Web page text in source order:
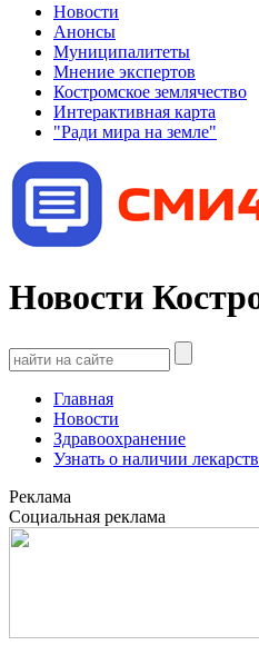
Новости
Анонсы
Муниципалитеты
Мнение экспертов
Костромское землячество
Интерактивная карта
"Ради мира на земле"
Новости
Главная
Новости
Здравоохранение
Узнать о наличии
Реклама
Социальная реклама